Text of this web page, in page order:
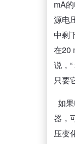
mA
源电
中剩
在20
说，
只要
如
器，
压变